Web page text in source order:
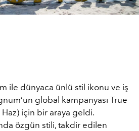
ile dünyaca ünlü stil ikonu ve iş
global kampanyası True
için bir araya geldi.
özgün stili, takdir edilen